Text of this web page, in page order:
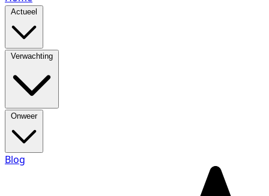
Actueel
Verwachting
Onweer
Blog